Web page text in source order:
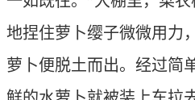
地捏住萝卜缨子微微用力
萝卜便脱土而出。经过简